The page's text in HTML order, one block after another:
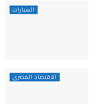
السيارات
الاقتصاد المصرى